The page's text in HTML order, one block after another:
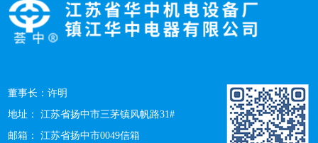
董事长：许明
地址： 江苏省扬中市三茅镇风帆路31#
邮箱： 江苏省扬中市0049信箱